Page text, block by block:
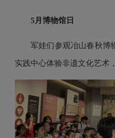
5月博物馆日
军娃们参观冶山春秋博
实践中心体验非遗文化艺术